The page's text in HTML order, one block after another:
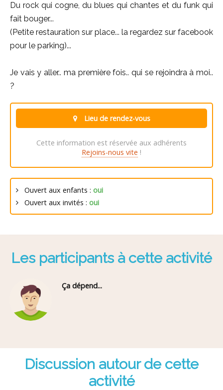
Du rock qui cogne, du blues qui chantes et du funk qui
fait bouger...
(Petite restauration sur place... la regardez sur facebook
pour le parking)...
Je vais y aller.. ma première fois.. qui se rejoindra à moi..
?
Lieu de rendez-vous
Cette information est réservée aux adhérents
Rejoins-nous vite !
Ouvert aux enfants : oui
Ouvert aux invités : oui
Les participants à cette activité
Ça dépend...
Discussion autour de cette
activité